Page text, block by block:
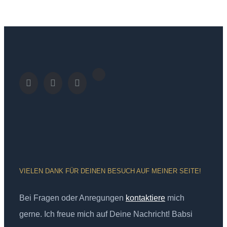
VIELEN DANK FÜR DEINEN BESUCH AUF MEINER SEITE!
Bei Fragen oder Anregungen kontaktiere mich
gerne. Ich freue mich auf Deine Nachricht! Babsi